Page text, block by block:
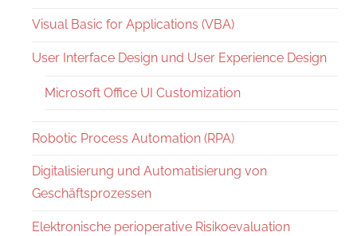
Visual Basic for Applications (VBA)
User Interface Design und User Experience Design
Microsoft Office UI Customization
Robotic Process Automation (RPA)
Digitalisierung und Automatisierung von
Geschäftsprozessen
Elektronische perioperative Risikoevaluation